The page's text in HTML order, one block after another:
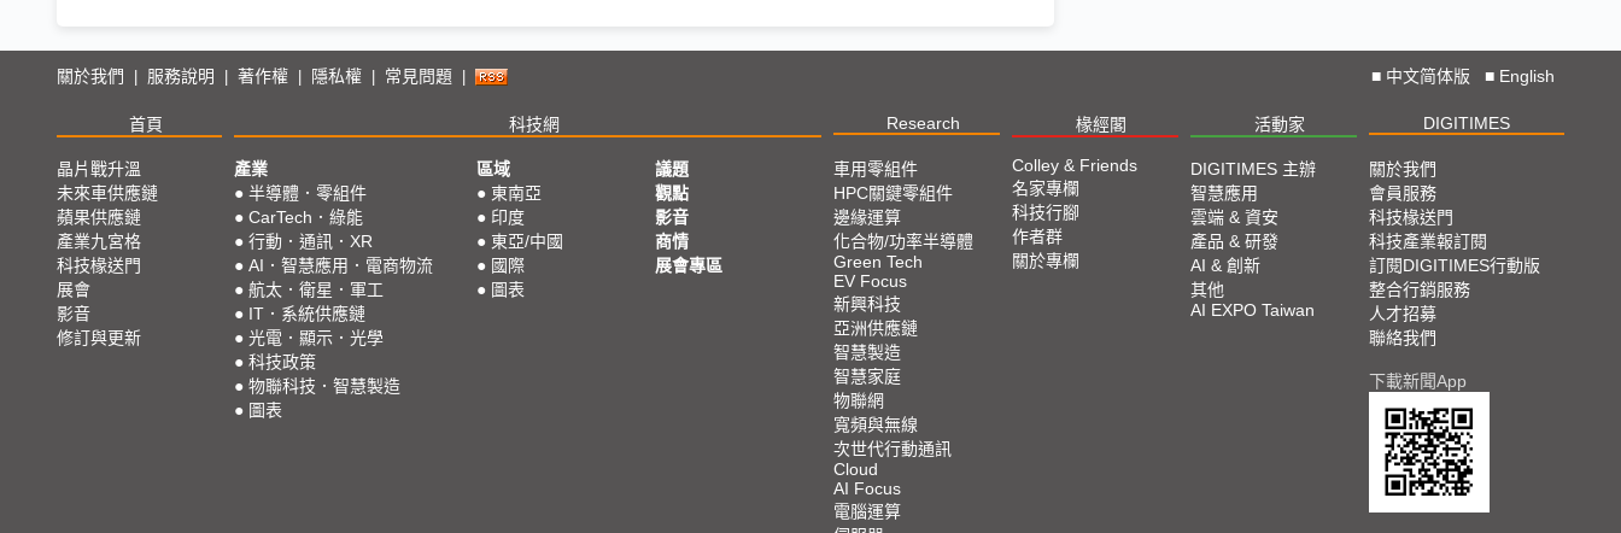
關於我們 服務說明 著作權 隱私權 常見問題 ■ 中文简体版 ■ English
首頁 科技網 Research 椽經閣 活動家 DIGITIMES
晶片戰升溫
未來車供應鏈
蘋果供應鏈
產業九宮格
科技椽送門
展會
影音
修訂與更新
產業
● 半導體．零組件
● CarTech．綠能
● 行動．通訊．XR
● AI．智慧應用．電商物流
● 航太．衛星．軍工
● IT．系統供應鏈
● 光電．顯示．光學
● 科技政策
● 物聯科技．智慧製造
● 圖表
區域
● 東南亞
● 印度
● 東亞/中國
● 國際
● 圖表
議題
觀點
影音
商情
展會專區
車用零組件
HPC關鍵零組件
邊緣運算
化合物/功率半導體
Green Tech
EV Focus
新興科技
亞洲供應鏈
智慧製造
智慧家庭
物聯網
寬頻與無線
次世代行動通訊
Cloud
AI Focus
電腦運算
Colley & Friends
名家專欄
科技行腳
作者群
關於專欄
DIGITIMES 主辦
智慧應用
雲端 & 資安
產品 & 研發
AI & 創新
其他
AI EXPO Taiwan
關於我們
會員服務
科技椽送門
科技產業報訂閱
訂閱DIGITIMES行動版
整合行銷服務
人才招募
聯絡我們
下載新聞App